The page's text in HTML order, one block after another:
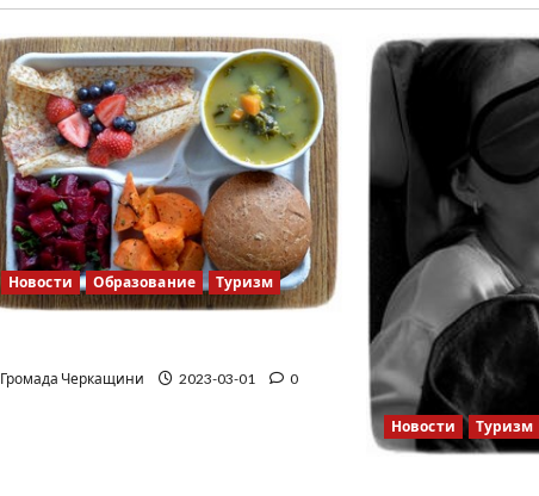
Новости Образование Туризм
Громада Черкащини 2023-03-01 0
Новости Туризм